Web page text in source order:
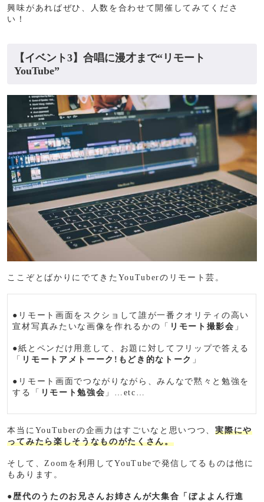
興味があればぜひ、人数を合わせて開催してみてくださ
い！
【イベント3】合唱に漫才まで“リモート
YouTube”
ここぞとばかりにでてきたYouTuberのリモート芸。
●リモート画面をスクショして誰が一番クオリティの高い
宣材写真みたいな画像を作れるかの「 リモート撮影会 」
●紙とペンだけ用意して、お題に対してフリップで答える
「 リモートアメトーーク!もどき的なトーク 」
●リモート画面でつながりながら、みんなで黙々と勉強を
する「 リモート勉強会 」…etc…
本当にYouTuberの企画力はすごいなと思いつつ、実際にや
ってみたら楽しそうなものがたくさん。
そして、Zoomを利用してYouTubeで発信してるものは他に
もあります。
●歴代のうたのお兄さんお姉さんが大集合「ぼよよん行進